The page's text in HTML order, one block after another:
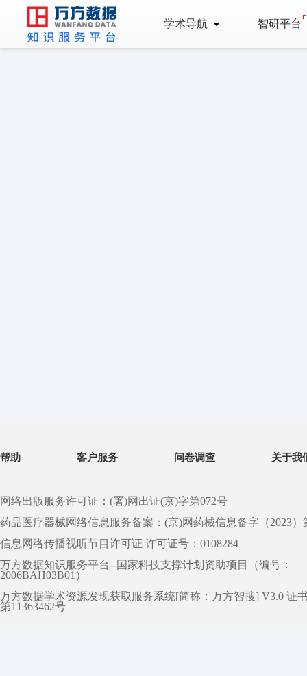
学术导航 智研平台
帮助 客户服务 问卷调查 关于我
网络出版服务许可证：(署)网出证(京)字第072号
药品医疗器械网络信息服务备案：(京)网药械信息备字（2023）
信息网络传播视听节目许可证 许可证号：0108284
万方数据知识服务平台--国家科技支撑计划资助项目（编号：
2006BAH03B01）
万方数据学术资源发现获取服务系统[简称：万方智搜] V3.0 证
第11363462号